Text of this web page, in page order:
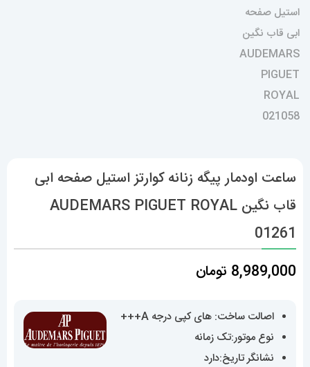
ساعت اودمار پیگه زنانه کوارتز استیل صفحه ابی
قاب نگین AUDEMARS PIGUET ROYAL
01261
8,989,000 تومان
اصالت ساخت: های کپی درجه A+++
نوع موتور:تک زمانه
نشانگر تاریخ:دارد